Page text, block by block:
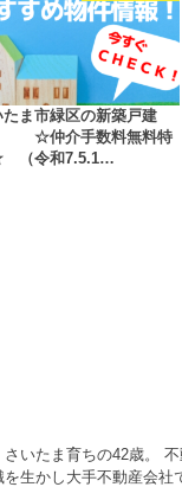
たま市緑区の新築戸建
☆仲介手数料無料特
（令和7.5.1…
さいたま育ちの42歳。
を生かし大手不動産会